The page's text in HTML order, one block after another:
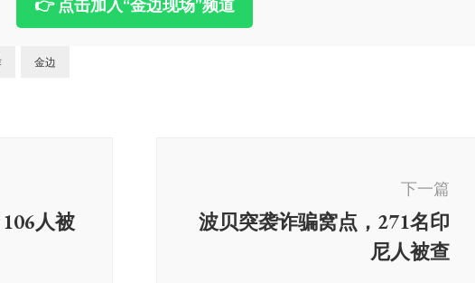
👉 点击加入“金边现场”频道
金边
人被
下一篇
波贝突袭诈骗窝点，271名印
尼人被查